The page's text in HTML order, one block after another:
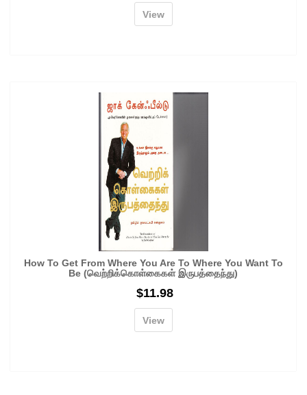
View
How To Get From Where You Are To Where You Want To
Be (வெற்றிக்கொள்கைகள் இருபத்தைந்து)
$11.98
View